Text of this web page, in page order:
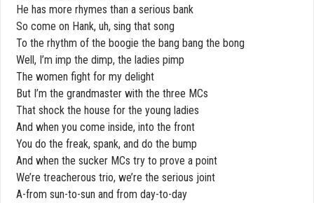
He has more rhymes than a serious bank
So come on Hank, uh, sing that song
To the rhythm of the boogie the bang bang the bong
Well, I’m imp the dimp, the ladies pimp
The women fight for my delight
But I’m the grandmaster with the three MCs
That shock the house for the young ladies
And when you come inside, into the front
You do the freak, spank, and do the bump
And when the sucker MCs try to prove a point
We’re treacherous trio, we’re the serious joint
A-from sun-to-sun and from day-to-day